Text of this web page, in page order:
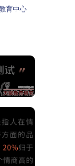
育中心